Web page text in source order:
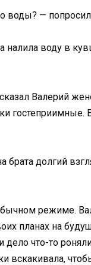
воды? —
налила воду в
Валерий
гостеприимные.
брата долгий
режиме.
планах на
дело что-то
вскакивала,